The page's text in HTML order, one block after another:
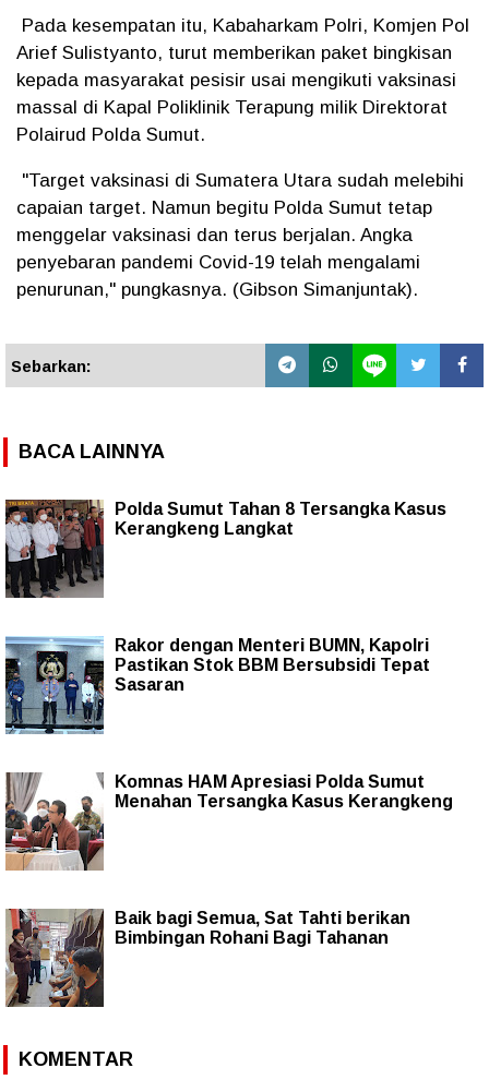
Pada kesempatan itu, Kabaharkam Polri, Komjen Pol
Arief Sulistyanto, turut memberikan paket bingkisan
kepada masyarakat pesisir usai mengikuti vaksinasi
massal di Kapal Poliklinik Terapung milik Direktorat
Polairud Polda Sumut.
"Target vaksinasi di Sumatera Utara sudah melebihi
capaian target. Namun begitu Polda Sumut tetap
menggelar vaksinasi dan terus berjalan. Angka
penyebaran pandemi Covid-19 telah mengalami
penurunan," pungkasnya. (Gibson Simanjuntak).
Sebarkan:
BACA LAINNYA
Polda Sumut Tahan 8 Tersangka Kasus
Kerangkeng Langkat
Rakor dengan Menteri BUMN, Kapolri
Pastikan Stok BBM Bersubsidi Tepat
Sasaran
Komnas HAM Apresiasi Polda Sumut
Menahan Tersangka Kasus Kerangkeng
Baik bagi Semua, Sat Tahti berikan
Bimbingan Rohani Bagi Tahanan
KOMENTAR